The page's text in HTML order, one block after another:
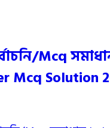
Mcq
Mcq Solution